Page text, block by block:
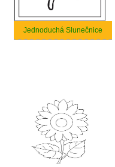
Jednoduchá Slunečnice